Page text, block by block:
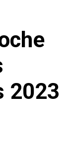
2023